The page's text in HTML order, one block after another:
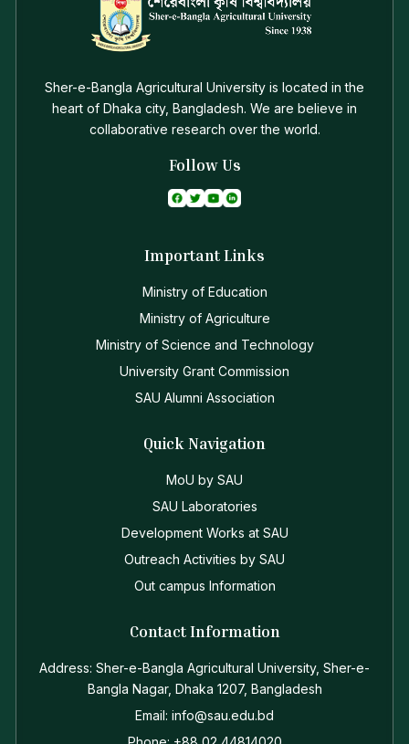
Sher-e-Bangla Agricultural University is located in the
heart of Dhaka city, Bangladesh. We are believe in
collaborative research over the world.
Follow Us
Important Links
Ministry of Education
Ministry of Agriculture
Ministry of Science and Technology
University Grant Commission
SAU Alumni Association
Quick Navigation
MoU by SAU
SAU Laboratories
Development Works at SAU
Outreach Activities by SAU
Out campus Information
Contact Information
Address: Sher-e-Bangla Agricultural University, Sher-e-
Bangla Nagar, Dhaka 1207, Bangladesh
Email: info@sau.edu.bd
Phone: +88 02 44814020